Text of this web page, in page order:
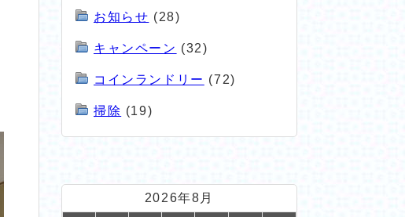
お知らせ (28)
キャンペーン (32)
コインランドリー (72)
掃除 (19)
2026年8月